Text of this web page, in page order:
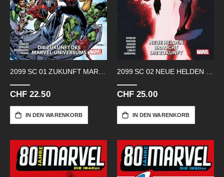
2099 SC 01 ZUKUNFT MARVEL UNIVERSUM
CHF 22.50
IN DEN WARENKORB
2099 SC 02 NEUE HELDEN BRAUCHT DIE
CHF 25.00
IN DEN WARENKORB